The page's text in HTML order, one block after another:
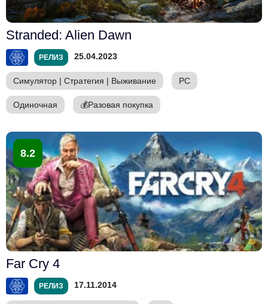
Stranded: Alien Dawn
РЕЛИЗ 25.04.2023
Симулятор | Стратегия | Выживание PC
Одиночная 💰Разовая покупка
8.2
Far Cry 4
РЕЛИЗ 17.11.2014